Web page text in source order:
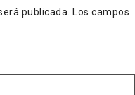
publicada.
Los campos